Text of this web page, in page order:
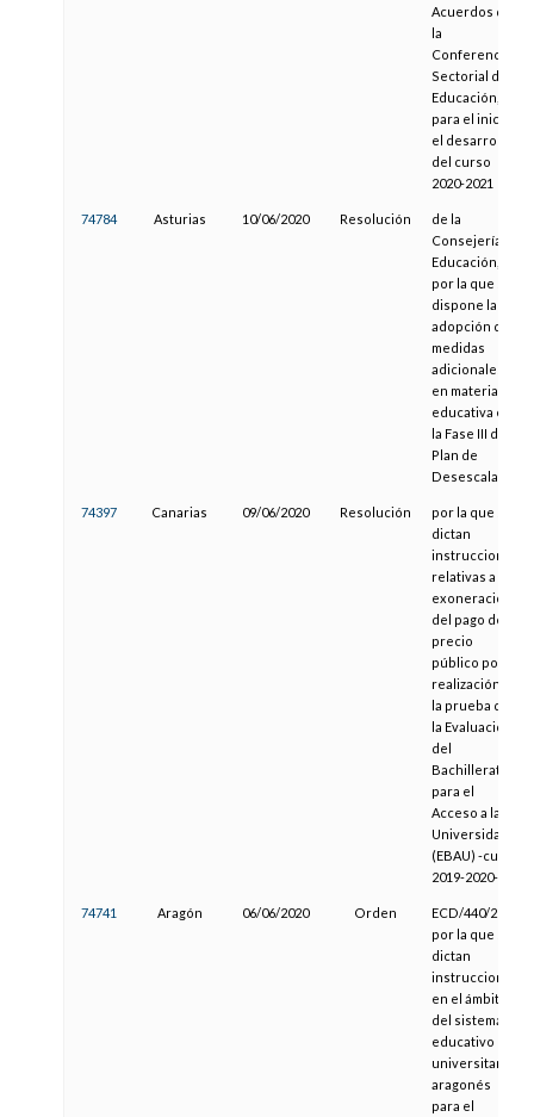
Acuerdos de
la
Conferencia
Sectorial de
Educación,
para el inicio y
el desarrollo
del curso
2020-2021
74784 Asturias 10/06/2020 Resolución
de la
Consejería de
Educación,
por la que se
dispone la
adopción de
medidas
adicionales
en materia
educativa en
la Fase III del
Plan de
Desescalada
74397 Canarias 09/06/2020 Resolución
por la que se
dictan
instrucciones
relativas a la
exoneración
del pago del
precio
público por la
realización de
la prueba de
la Evaluación
del
Bachillerato
para el
Acceso a la
Universidad
(EBAU) -curso
2019-2020-
74741 Aragón 06/06/2020 Orden
ECD/440/2020,
por la que se
dictan
instrucciones
en el ámbito
del sistema
educativo no
universitario
aragonés
para el